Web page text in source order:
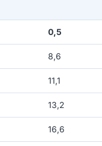
0,5
8,6
11,1
13,2
16,6